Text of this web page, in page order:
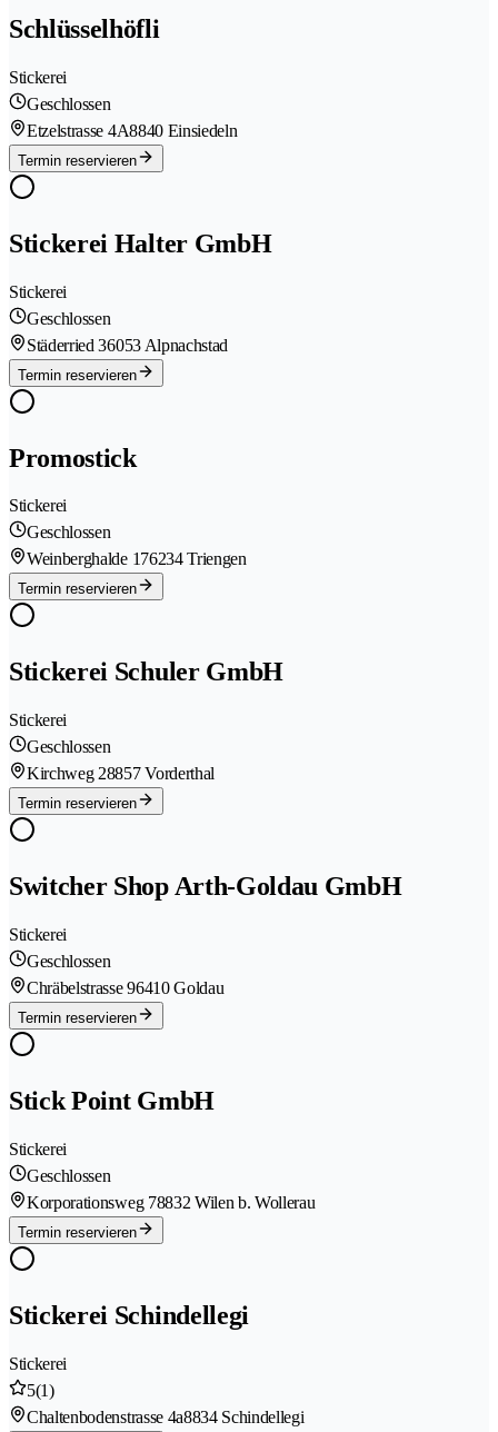
Schlüsselhöfli
Stickerei
Geschlossen
Etzelstrasse 4A8840 Einsiedeln
Termin reservieren
Stickerei Halter GmbH
Stickerei
Geschlossen
Städerried 36053 Alpnachstad
Termin reservieren
Promostick
Stickerei
Geschlossen
Weinberghalde 176234 Triengen
Termin reservieren
Stickerei Schuler GmbH
Stickerei
Geschlossen
Kirchweg 28857 Vorderthal
Termin reservieren
Switcher Shop Arth-Goldau GmbH
Stickerei
Geschlossen
Chräbelstrasse 96410 Goldau
Termin reservieren
Stick Point GmbH
Stickerei
Geschlossen
Korporationsweg 78832 Wilen b. Wollerau
Termin reservieren
Stickerei Schindellegi
Stickerei
5(1)
Chaltenbodenstrasse 4a8834 Schindellegi